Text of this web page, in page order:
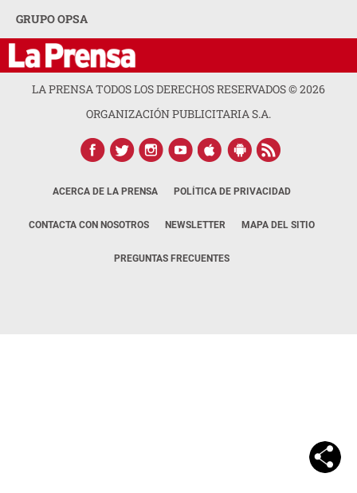
GRUPO OPSA
LA PRENSA TODOS LOS DERECHOS RESERVADOS ©2026
ORGANIZACIÓN PUBLICITARIA S.A.
ACERCA DE LA PRENSA POLÍTICA DE PRIVACIDAD
CONTACTA CON NOSOTROS NEWSLETTER MAPA DEL SITIO
PREGUNTAS FRECUENTES